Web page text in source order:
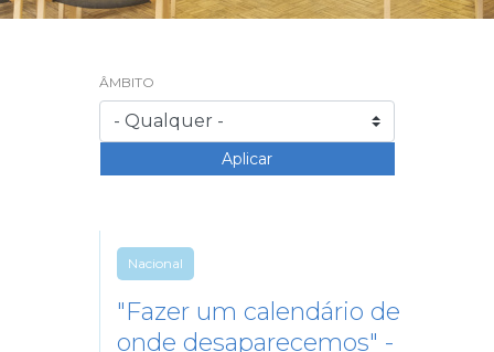
ÂMBITO
Nacional
"Fazer um calendário de
onde desaparecemos" -